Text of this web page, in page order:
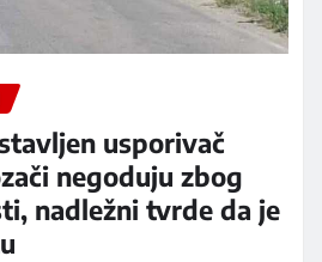
usporivač
negoduju zbog
nadležni tvrde da je